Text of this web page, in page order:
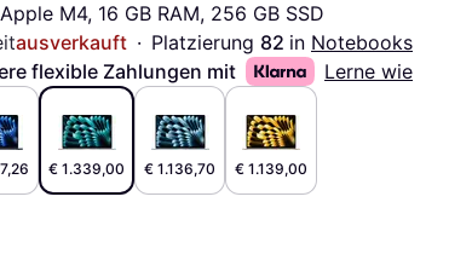
TV & Audio
Sport & Freizeit
Computer
Renovierung & Bau
Küchengeräte
Haushaltsgeräte
Bücher, Filme & Musik
Silver
M4, 16 GB RAM, 256 GB SSD
ausverkauft · Platzierung 82 in Notebooks
flexible Zahlungen mit
Lerne wie
€ 1.339,00 € 1.136,70 € 1.139,00